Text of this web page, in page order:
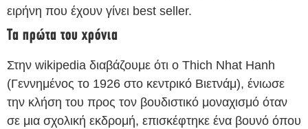
ειρήνη που έχουν γίνει best seller.
Τα πρώτα του χρόνια
Στην wikipedia διαβάζουμε ότι ο Thich Nhat Hanh
(Γεννημένος το 1926 στο κεντρικό Βιετνάμ), ένιωσε
την κλήση του προς τον βουδιστικό μοναχισμό όταν
σε μια σχολική εκδρομή, επισκέφτηκε ένα βουνό όπου